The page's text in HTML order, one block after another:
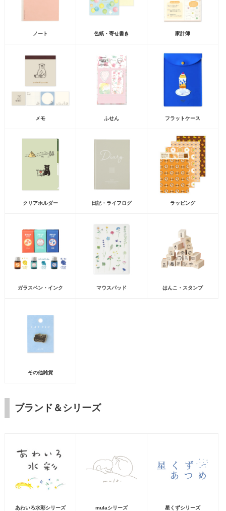
ノート 色紙・寄せ書き 家計簿
メモ ふせん フラットケース
クリアホルダー 日記・ライフログ ラッピング
ガラスペン・インク マウスパッド はんこ・スタンプ
その他雑貨
ブランド＆シリーズ
あわいろ水彩シリーズ mulaシリーズ 星くずシリーズ